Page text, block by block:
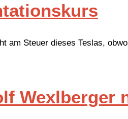
am Steuer dieses Teslas,
Wexlberger